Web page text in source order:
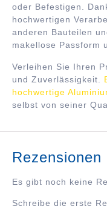
oder Befestigen.
hochwertigen
anderen Bauteilen
makellose Passform
Verleihen Sie Ihren
und Zuverlässigkeit.
hochwertige
selbst von seiner
Rezensionen
Es gibt noch keine
Schreibe die erste